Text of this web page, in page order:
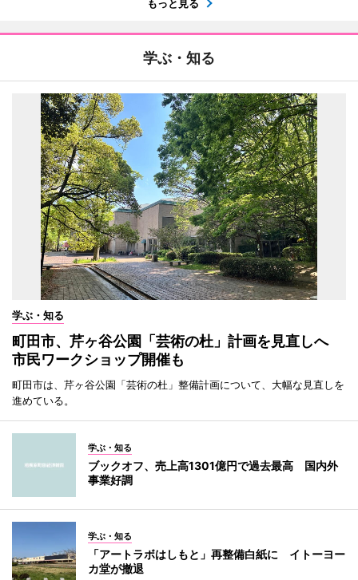
もっと見る
学ぶ・知る
学ぶ・知る
町田市、芹ヶ谷公園「芸術の杜」計画を見直しへ
市民ワークショップ開催も
町田市は、芹ヶ谷公園「芸術の杜」整備計画について、大幅な見直しを
進めている。
学ぶ・知る
ブックオフ、売上高1301億円で過去最高 国内外
事業好調
学ぶ・知る
「アートラボはしもと」再整備白紙に イトーヨー
カ堂が撤退